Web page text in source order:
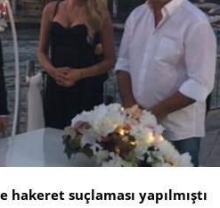
suçlaması yapılmıştı